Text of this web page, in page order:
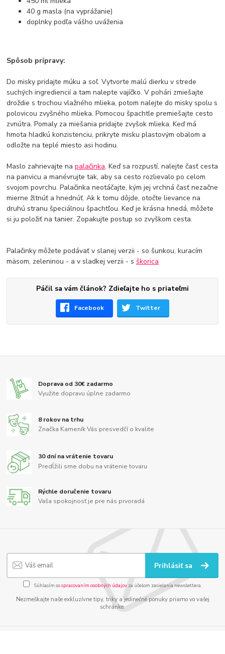
40 g masla (na vyprážanie)
doplnky podľa vášho uváženia
Spôsob prípravy:
Do misky pridajte múku a soľ. Vytvorte malú dierku v strede
suchých ingrediencií a tam nalepte vajíčko. V pohári zmiešajte
droždie s trochou vlažného mlieka, potom nalejte do misky spolu s
polovicou zvyšného mlieka. Pomocou špachtle premiešajte cesto
zvnútra. Pomaly za miešania pridajte zvyšok mlieka. Keď má
hmota hladkú konzistenciu, prikryte misku plastovým obalom a
odložte na teplé miesto asi hodinu.
Maslo zahrievajte napalačinka. Keď sa rozpustí, nalejte časť cesta
na panvicu a manévrujte tak, aby sa cesto rozlievalo po celom
svojom povrchu. Palačinka neotáčajte, kým jej vrchná časť nezačne
mierne žltnúť a hnednúť. Ak k tomu dôjde, otočte lievance na
druhú stranu špeciálnou špachtľou. Keď je krásna hnedá, môžete
si ju položiť na tanier. Zopakujte postup so zvyškom cesta.
Palačinky môžete podávať v slanej verzii - so šunkou, kuracím
mäsom, zeleninou - a v sladkej verzii - sškorica
Páčil sa vám článok? Zdieľajte ho s priateľmi
Facebook Twitter
Doprava od 30€ zadarmo
Využite dopravu úplne zadarmo
8 rokov na trhu
Značka Kameník Vás presvedčí o kvalite
30 dní na vrátenie tovaru
Predĺžili sme dobu na vrátenie tovaru
Rýchle doručenie tovaru
Vaša spokojnosť je pre nás prvoradá
Prihlásiť sa
Súhlasím sospracovaním osobných údajov za účelom zasielania newslettera.
Nezmeškajte naše exkluzívne tipy, triky a jedinečné ponuky priamo vo vašej
schránke.